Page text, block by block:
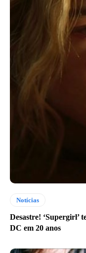
Notícias
Desastre! ‘Supergirl’
DC em 20 anos